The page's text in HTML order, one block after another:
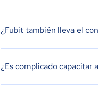
¿Fubit también lleva el
¿Es complicado capacitar